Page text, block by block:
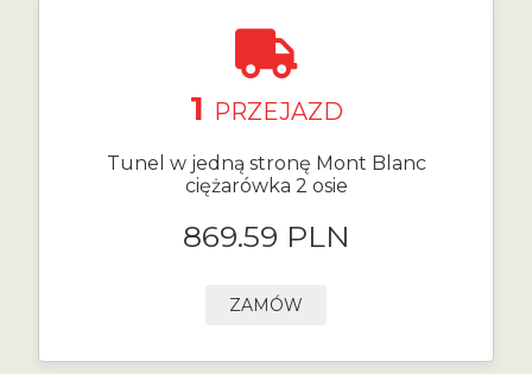
1 PRZEJAZD
Tunel w jedną stronę Mont Blanc
ciężarówka 2 osie
869.59 PLN
ZAMÓW